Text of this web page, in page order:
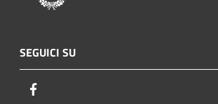
SEGUICI SU